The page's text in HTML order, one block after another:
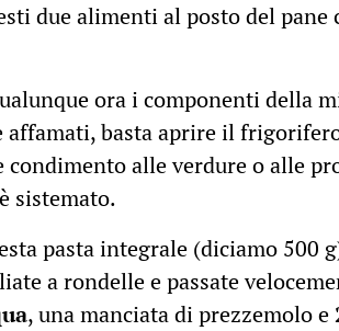
due alimenti al posto del pane
ora i componenti della
affamati, basta aprire il
condimento alle verdure o alle
sistemato.
pasta integrale (diciamo 500
a rondelle e passate
, una manciata di prezzemolo e